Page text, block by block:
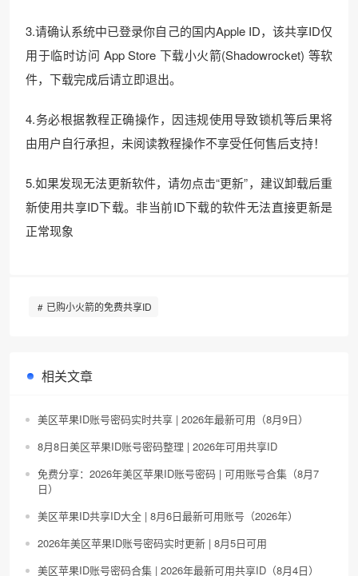
3.请确认系统中已登录你自己的国内Apple ID，该共享ID仅
用于临时访问 App Store 下载小火箭(Shadowrocket) 等软
件，下载完成后请立即退出。
4.务必根据教程正确操作，因违规使用导致锁机等后果将
由用户自行承担，未阅读教程操作不享受任何售后支持！
5.如果发现无法更新软件，请勿点击“更新”，建议卸载后重
新使用共享ID下载。非当前ID下载的软件无法直接更新是
正常现象
已购小火箭的免费共享ID
相关文章
美区苹果ID账号密码实时共享 | 2026年最新可用（8月9日）
8月8日美区苹果ID账号密码整理 | 2026年可用共享ID
免费分享：2026年美区苹果ID账号密码 | 可用账号合集（8月7
日）
美区苹果ID共享ID大全 | 8月6日最新可用账号（2026年）
2026年美区苹果ID账号密码实时更新 | 8月5日可用
美区苹果ID账号密码合集 | 2026年最新可用共享ID（8月4日）